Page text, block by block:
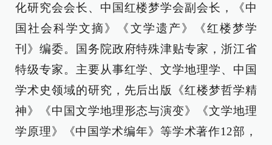
化研究会会长、中国红楼梦学会副会长，《中
国社会科学文摘》《文学遗产》《红楼梦学
刊》编委。国务院政府特殊津贴专家，浙江省
特级专家。主要从事红学、文学地理学、中国
学术史领域的研究，先后出版《红楼梦哲学精
神》《中国文学地理形态与演变》《文学地理
学原理》《中国学术编年》等学术著作12部，